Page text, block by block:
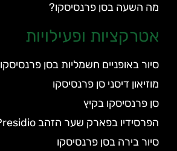
מה השעה בסן פרנסיסקו?
אטרקציות ופעילויות
סיור באופניים חשמליות בסן פרנסיסקו
מוזיאון דיסני סן פרנסיסקו
סן פרנסיסקו בקיץ
הפרסידיו בפארק שער הזהב The Presidio
סיור בירה בסן פרנסיסקו